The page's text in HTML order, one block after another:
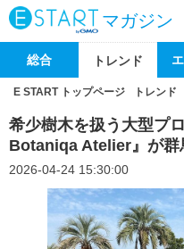
マガジン
総合 トレンド
E START トップページ トレンド
希少樹木を扱う大型プ
Botaniqa Atelier』が群
2026-04-24 15:30:00